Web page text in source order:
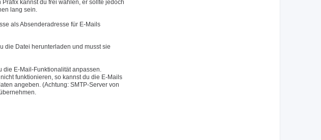
kannst du frei wählen, er sollte jedoch
lang sein.
als Absenderadresse für E-Mails
die Datei herunterladen und musst sie
E-Mail-Funktionalität anpassen.
funktionieren, so kannst du die E-Mails
angeben. (Achtung: SMTP-Server von